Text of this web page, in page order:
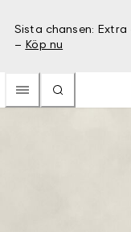
Sista chansen:
– Köp nu